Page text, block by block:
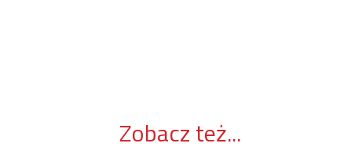
Zobacz też...